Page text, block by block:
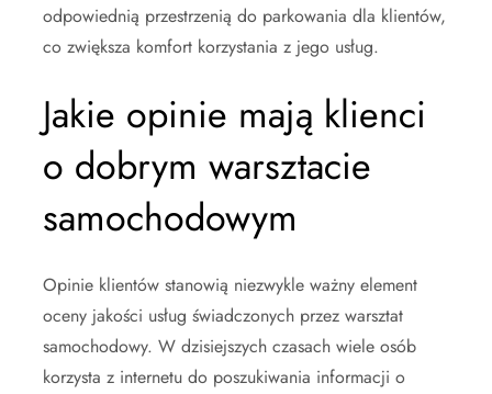
odpowiednią przestrzenią do parkowania dla klientów,
co zwiększa komfort korzystania z jego usług.
Jakie opinie mają klienci
o dobrym warsztacie
samochodowym
Opinie klientów stanowią niezwykle ważny element
oceny jakości usług świadczonych przez warsztat
samochodowy. W dzisiejszych czasach wiele osób
korzysta z internetu do poszukiwania informacji o